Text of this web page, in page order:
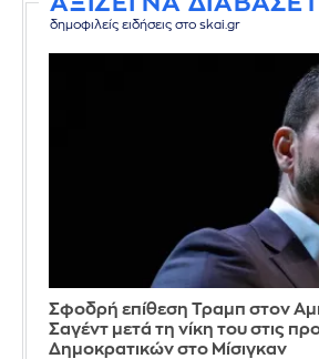
δημοφιλείς ειδήσεις στο skai.gr
Σφοδρή επίθεση Τραμπ στον
Σαγέντ μετά τη νίκη του στις
Δημοκρατικών στο Μίσιγκαν